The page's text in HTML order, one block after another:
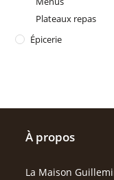
Plateaux repas
Épicerie
À propos
La Maison